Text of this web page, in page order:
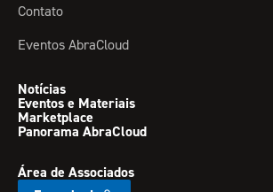
Contato
Eventos AbraCloud
Notícias
Eventos e Materiais
Marketplace
Panorama AbraCloud
Área de Associados